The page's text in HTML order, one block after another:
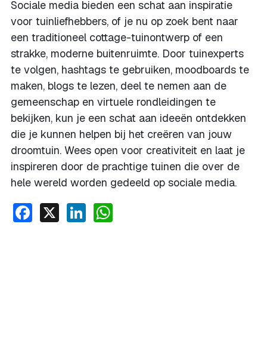
Sociale media bieden een schat aan inspiratie
voor tuinliefhebbers, of je nu op zoek bent naar
een traditioneel cottage-tuinontwerp of een
strakke, moderne buitenruimte. Door tuinexperts
te volgen, hashtags te gebruiken, moodboards te
maken, blogs te lezen, deel te nemen aan de
gemeenschap en virtuele rondleidingen te
bekijken, kun je een schat aan ideeën ontdekken
die je kunnen helpen bij het creëren van jouw
droomtuin. Wees open voor creativiteit en laat je
inspireren door de prachtige tuinen die over de
hele wereld worden gedeeld op sociale media.
Facebook
X LinkedIn